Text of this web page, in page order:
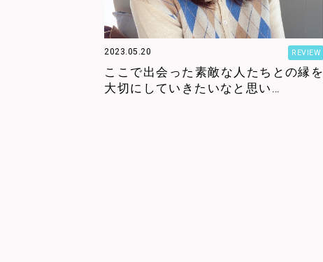
2023.05.20 REVIEW
ここで出会った素敵な人たちとの縁を
大切にしていきたいなと思い…